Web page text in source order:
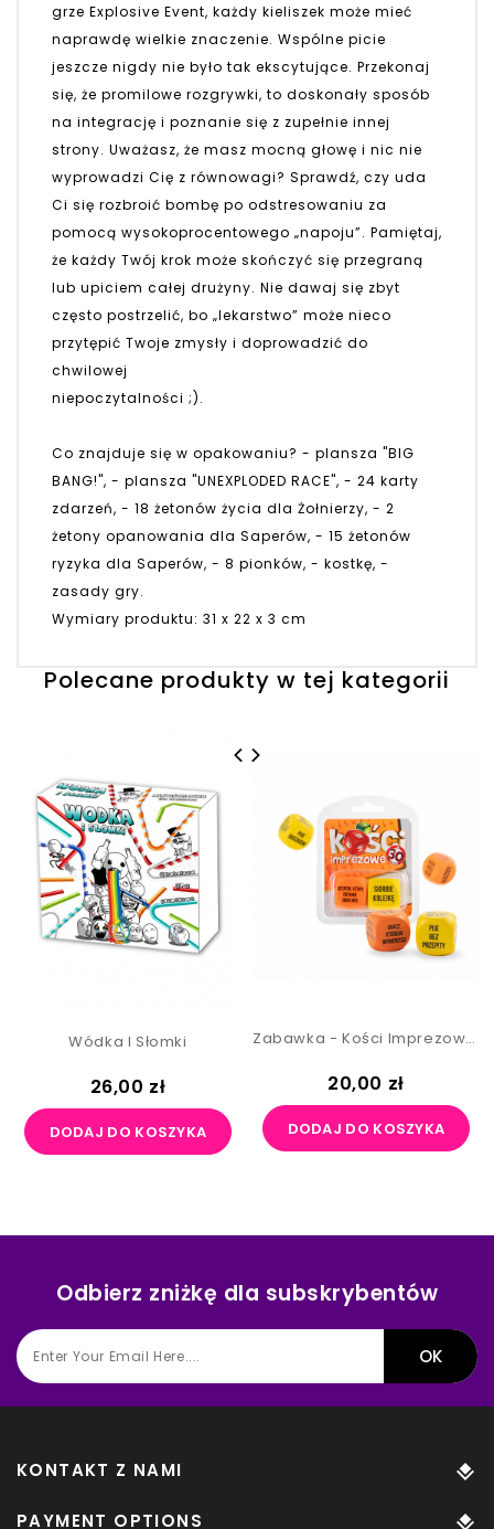
grze Explosive Event, każdy kieliszek może mieć
naprawdę wielkie znaczenie. Wspólne picie
jeszcze nigdy nie było tak ekscytujące. Przekonaj
się, że promilowe rozgrywki, to doskonały sposób
na integrację i poznanie się z zupełnie innej
strony. Uważasz, że masz mocną głowę i nic nie
wyprowadzi Cię z równowagi? Sprawdź, czy uda
Ci się rozbroić bombę po odstresowaniu za
pomocą wysokoprocentowego „napoju”. Pamiętaj,
że każdy Twój krok może skończyć się przegraną
lub upiciem całej drużyny. Nie dawaj się zbyt
często postrzelić, bo „lekarstwo” może nieco
przytępić Twoje zmysły i doprowadzić do
chwilowej
niepoczytalności ;).
Co znajduje się w opakowaniu? - plansza "BIG
BANG!", - plansza "UNEXPLODED RACE", - 24 karty
zdarzeń, - 18 żetonów życia dla Żołnierzy, - 2
żetony opanowania dla Saperów, - 15 żetonów
ryzyka dla Saperów, - 8 pionków, - kostkę, -
zasady gry.
Wymiary produktu: 31 x 22 x 3 cm
Polecane produkty w tej kategorii
Wódka I Słomki
Cena
26,00 zł
DODAJ DO KOSZYKA
Zabawka - Kości Imprezowe- Na 30 Urodziny - Różne Kolory
Cena
20,00 zł
DODAJ DO KOSZYKA
Odbierz zniżkę dla subskrybentów
KONTAKT Z NAMI
PAYMENT OPTIONS